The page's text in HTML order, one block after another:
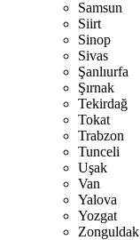
Samsun
Siirt
Sinop
Sivas
Şanlıurfa
Şırnak
Tekirdağ
Tokat
Trabzon
Tunceli
Uşak
Van
Yalova
Yozgat
Zonguldak